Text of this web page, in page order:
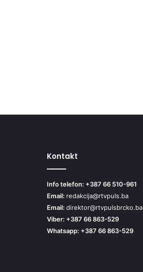
Kontakt
Info telefon: +387 66 510-961
Email: redakcija@rtvpuls.ba
Email: direktor@rtvpulsbrcko.ba
Viber: +387 66 863-529
Whatsapp: +387 66 863-529